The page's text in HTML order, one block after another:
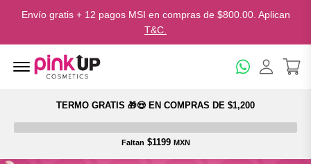
Envío gratis + 12 pagos MSI en compras de $800.00. Aplican
T&C.
Menu Open
TERMO GRATIS 🎁😍 EN COMPRAS DE $1,200
Faltan $1199 MXN